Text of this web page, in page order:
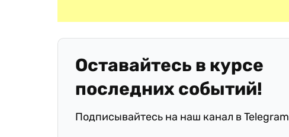
Оставайтесь в курсе
последних событий!
Подписывайтесь на наш канал в Telegram